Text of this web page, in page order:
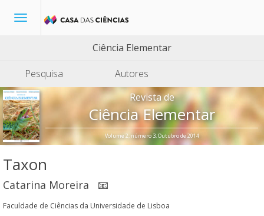
Toggle
Ciência Elementar
Pesquisa
Autores
Revista de
Ciência Elementar
Volume 2, número 3, Outubro de 2014
Taxon
Catarina Moreira 📧
Faculdade de Ciências da Universidade de Lisboa